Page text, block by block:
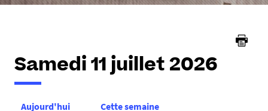
ici :
Samedi 11 juillet 2026
Aujourd'hui
Cette semaine